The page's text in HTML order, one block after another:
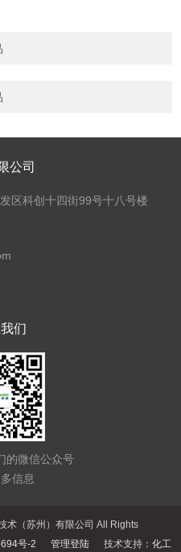
公司
区科创十四街99号十八号楼
们
的微信公众号
信息
术（苏州）有限公司 All Rights
号-2 管理登陆 技术支持： 化工